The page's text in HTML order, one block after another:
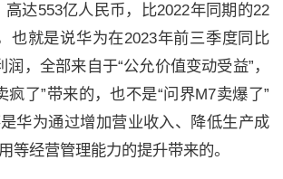
高达553亿人民币，比2022年同期的22
也就是说华为在2023年前三季度同比
润，全部来自于“公允价值变动受益”，
疯了”带来的，也不是“问界M7卖爆了”
华为通过增加营业收入、降低生产成
等经营管理能力的提升带来的。